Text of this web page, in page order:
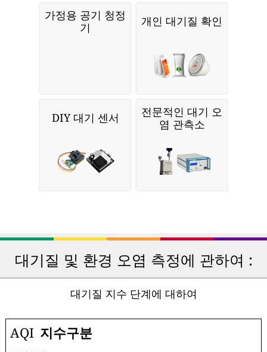
가정용 공기 청정
기
개인 대기질 확인
DIY 대기 센서
전문적인 대기 오
염 관측소
대기질 및 환경 오염 측정에 관하여 :
대기질 지수 단계에 대하여
AQI 지수구분